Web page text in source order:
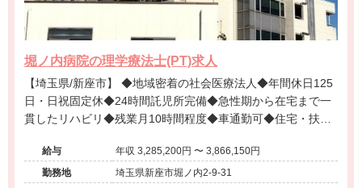
堀ノ内病院の理学療法士(PT)求人
【埼玉県/新座市】 ◆地域密着の社会医療法人◆年間休日125
日・日祝固定休◆24時間託児所完備◆急性期から在宅まで一
貫したリハビリ◆残業月10時間程度◆車通勤可◆住宅・扶養
給与
年収 3,285,200円 〜 3,866,150円
勤務地
埼玉県新座市堀ノ内2-9-31